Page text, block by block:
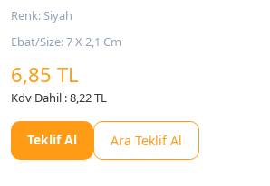
Renk: Siyah
Ebat/Size: 7 X 2,1 Cm
6,85 TL
Kdv Dahil : 8,22 TL
Teklif Al Ara Teklif Al